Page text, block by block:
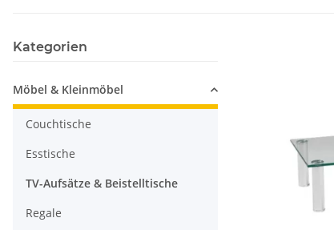
Kategorien
Möbel & Kleinmöbel
Couchtische
Esstische
TV-Aufsätze & Beistelltische
Regale